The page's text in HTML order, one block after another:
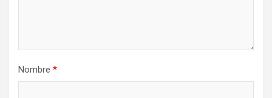
Nombre *